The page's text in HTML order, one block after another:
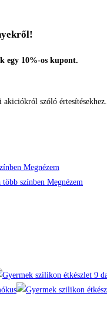
egy 10%-os kupont.
szóló értesítésekhez.
Megnézem
Megnézem